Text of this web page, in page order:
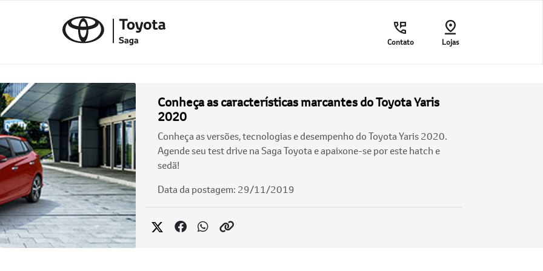
Contato Lojas
Conheça as características marcantes do Toyota Yaris
2020
Conheça as versões, tecnologias e desempenho do Toyota Yaris 2020.
Agende seu test drive na Saga Toyota e apaixone-se por este hatch e
sedã!
Data da postagem: 29/11/2019